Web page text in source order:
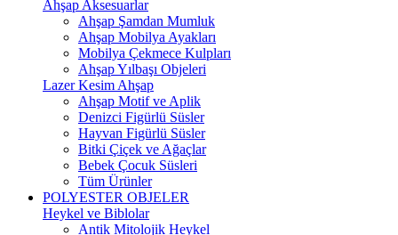
Ahşap Aksesuarlar
Ahşap Şamdan Mumluk
Ahşap Mobilya Ayakları
Mobilya Çekmece Kulpları
Ahşap Yılbaşı Objeleri
Lazer Kesim Ahşap
Ahşap Motif ve Aplik
Denizci Figürlü Süsler
Hayvan Figürlü Süsler
Bitki Çiçek ve Ağaçlar
Bebek Çocuk Süsleri
Tüm Ürünler
POLYESTER OBJELER
Heykel ve Biblolar
Antik Mitolojik Heykel